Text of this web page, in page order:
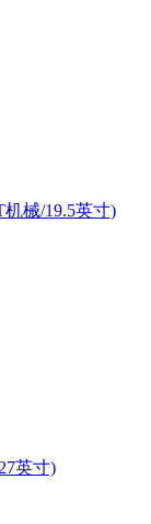
机械/19.5英寸)
英寸)